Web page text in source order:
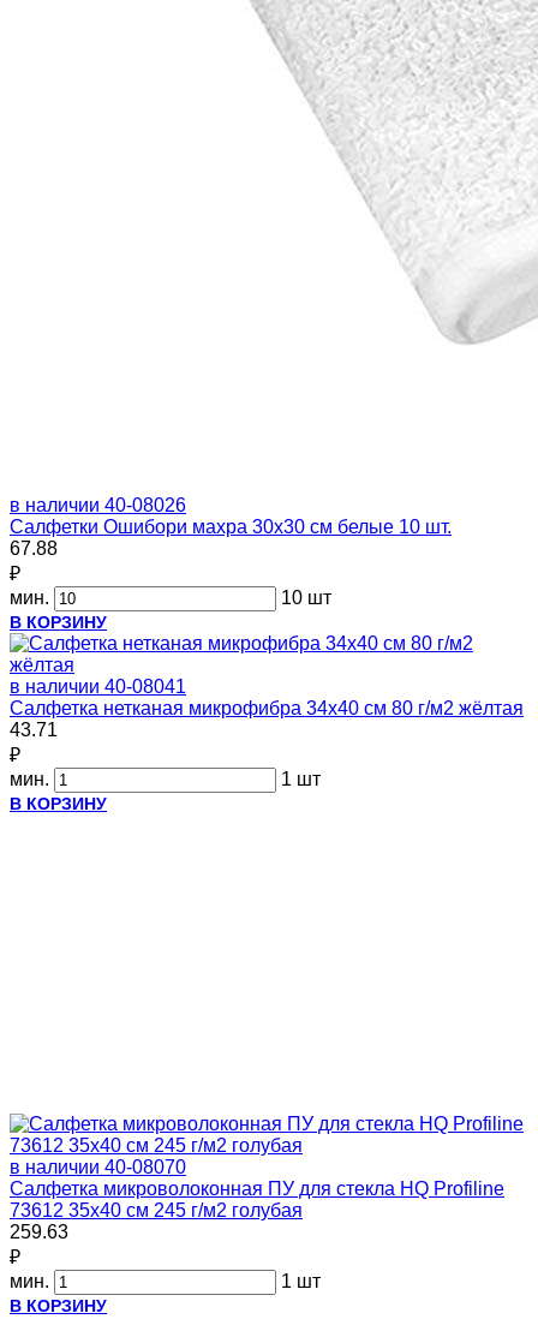
в наличии 40-08026
Салфетки Ошибори махра 30x30 см белые 10 шт.
67.88
₽
мин.
10 шт
В КОРЗИНУ
в наличии 40-08041
Салфетка нетканая микрофибра 34x40 см 80 г/м2 жёлтая
43.71
₽
мин.
1 шт
В КОРЗИНУ
в наличии 40-08070
Салфетка микроволоконная ПУ для стекла HQ Profiline
73612 35х40 см 245 г/м2 голубая
259.63
₽
мин.
1 шт
В КОРЗИНУ